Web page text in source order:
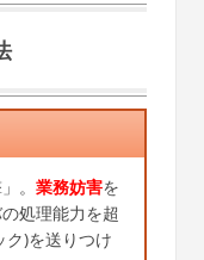
。 業務妨害を
処理能力を超
ク)を送りつけ